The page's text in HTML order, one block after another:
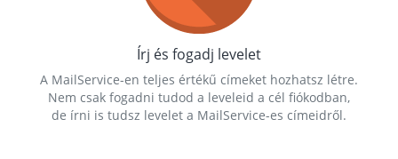
Írj és fogadj levelet
A MailService-en teljes értékű címeket hozhatsz létre.
Nem csak fogadni tudod a leveleid a cél fiókodban,
de írni is tudsz levelet a MailService-es címeidről.